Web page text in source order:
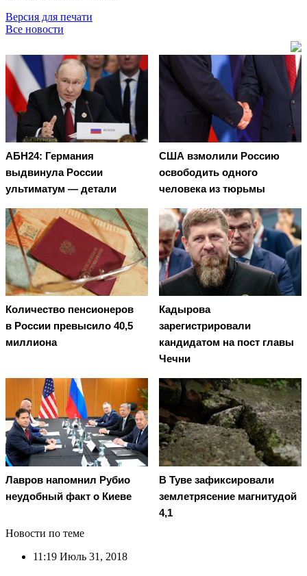
Версия для печати
Все новости
АБН24: Германия
выдвинула России
ультиматум — детали
США взмолили Россию
освободить одного
человека из тюрьмы
Количество пенсионеров
в России превысило 40,5
миллиона
Кадырова
зарегистрировали
кандидатом на пост главы
Чечни
Лавров напомнил Рубио
неудобный факт о Киеве
В Туве зафиксировали
землетрясение магнитудой
4,1
Новости по теме
11:19 Июль 31, 2018